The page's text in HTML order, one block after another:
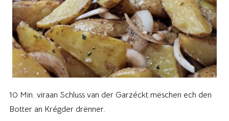
10 Min. viraan Schluss van der Garzéckt mëschen ech den
Botter an Krégder drënner.